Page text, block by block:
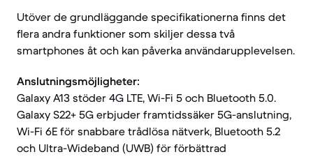
Utöver de grundläggande specifikationerna finns det
flera andra funktioner som skiljer dessa två
smartphones åt och kan påverka användarupplevelsen.
Anslutningsmöjligheter:
Galaxy A13 stöder 4G LTE, Wi-Fi 5 och Bluetooth 5.0.
Galaxy S22+ 5G erbjuder framtidssäker 5G-anslutning,
Wi-Fi 6E för snabbare trådlösa nätverk, Bluetooth 5.2
och Ultra-Wideband (UWB) för förbättrad